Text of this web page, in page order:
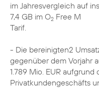
im Jahresvergleich auf
7,4 GB im O2 Free M
Tarif.
- Die bereinigten2
gegenüber dem Vorjahr
1.789 Mio. EUR aufgrund
Privatkundengeschäfts